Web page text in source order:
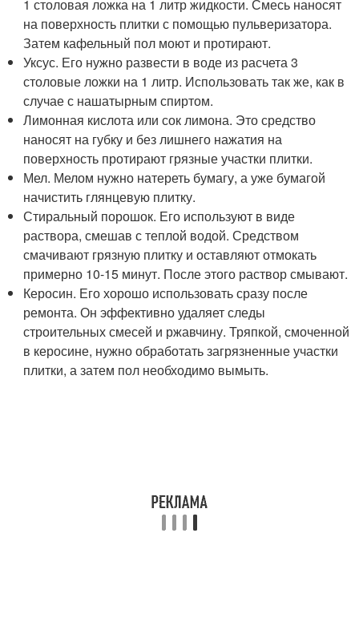
1 столовая ложка на 1 литр жидкости. Смесь наносят
на поверхность плитки с помощью пульверизатора.
Затем кафельный пол моют и протирают.
Уксус. Его нужно развести в воде из расчета 3
столовые ложки на 1 литр. Использовать так же, как в
случае с нашатырным спиртом.
Лимонная кислота или сок лимона. Это средство
наносят на губку и без лишнего нажатия на
поверхность протирают грязные участки плитки.
Мел. Мелом нужно натереть бумагу, а уже бумагой
начистить глянцевую плитку.
Стиральный порошок. Его используют в виде
раствора, смешав с теплой водой. Средством
смачивают грязную плитку и оставляют отмокать
примерно 10-15 минут. После этого раствор смывают.
Керосин. Его хорошо использовать сразу после
ремонта. Он эффективно удаляет следы
строительных смесей и ржавчину. Тряпкой, смоченной
в керосине, нужно обработать загрязненные участки
плитки, а затем пол необходимо вымыть.